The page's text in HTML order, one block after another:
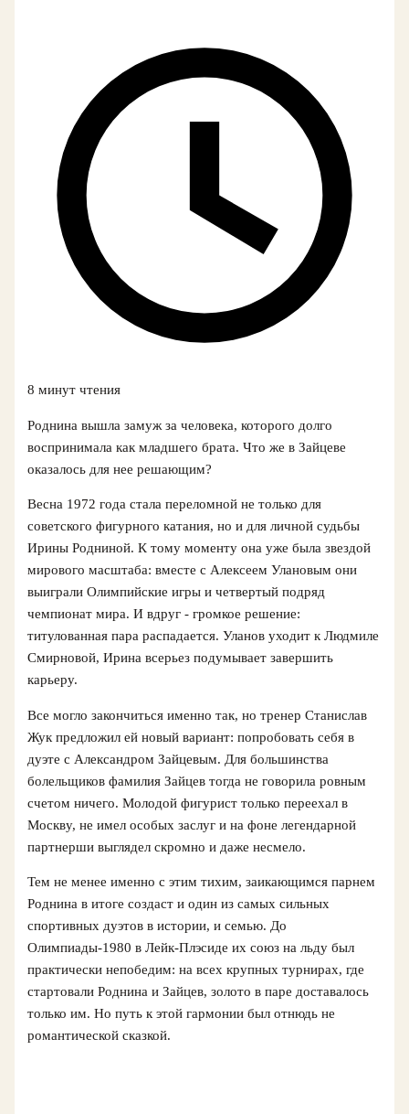
8 минут чтения
Роднина вышла замуж за человека, которого долго
воспринимала как младшего брата. Что же в Зайцеве
оказалось для нее решающим?
Весна 1972 года стала переломной не только для
советского фигурного катания, но и для личной судьбы
Ирины Родниной. К тому моменту она уже была звездой
мирового масштаба: вместе с Алексеем Улановым они
выиграли Олимпийские игры и четвертый подряд
чемпионат мира. И вдруг - громкое решение:
титулованная пара распадается. Уланов уходит к Людмиле
Смирновой, Ирина всерьез подумывает завершить
карьеру.
Все могло закончиться именно так, но тренер Станислав
Жук предложил ей новый вариант: попробовать себя в
дуэте с Александром Зайцевым. Для большинства
болельщиков фамилия Зайцев тогда не говорила ровным
счетом ничего. Молодой фигурист только переехал в
Москву, не имел особых заслуг и на фоне легендарной
партнерши выглядел скромно и даже несмело.
Тем не менее именно с этим тихим, заикающимся парнем
Роднина в итоге создаст и один из самых сильных
спортивных дуэтов в истории, и семью. До
Олимпиады-1980 в Лейк-Плэсиде их союз на льду был
практически непобедим: на всех крупных турнирах, где
стартовали Роднина и Зайцев, золото в паре доставалось
только им. Но путь к этой гармонии был отнюдь не
романтической сказкой.